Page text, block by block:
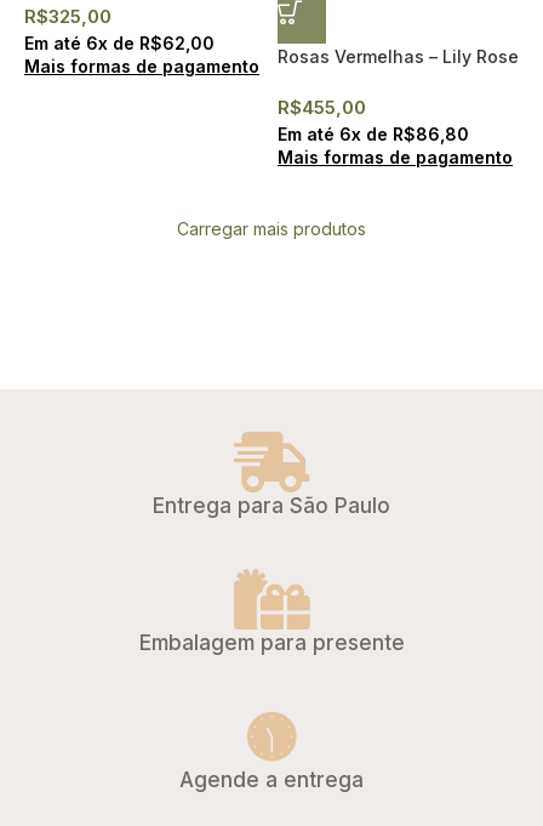
R$325,00
Em até 6x de R$62,00
Mais formas de pagamento
Rosas Vermelhas – Lily Rose
R$455,00
Em até 6x de R$86,80
Mais formas de pagamento
Carregar mais produtos
Entrega para São Paulo
Embalagem para presente
Agende a entrega